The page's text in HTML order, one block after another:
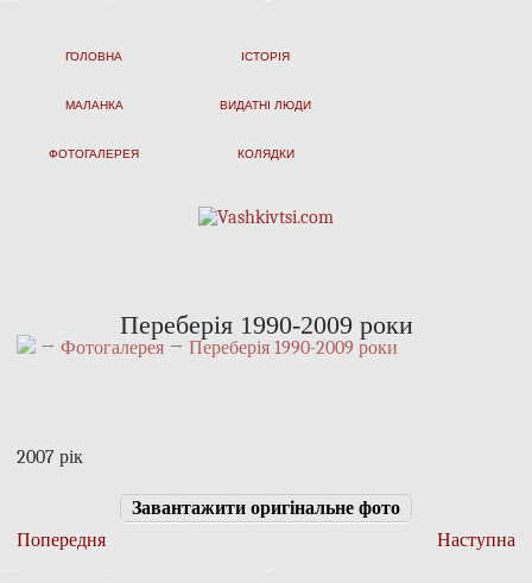
ГОЛОВНА ІСТОРІЯ
МАЛАНКА ВИДАТНІ ЛЮДИ
ФОТОГАЛЕРЕЯ КОЛЯДКИ
Переберія 1990-2009 роки
→ Фотогалерея → Переберія 1990-2009 роки
2007 рік
Завантажити оригінальне фото
Попередня
Наступна